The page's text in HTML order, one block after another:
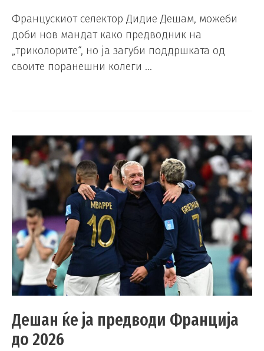
Францускиот селектор Дидие Дешам, можеби
доби нов мандат како предводник на
„триколорите“, но ја загуби поддршката од
своите поранешни колеги …
Дешан ќе ја предводи Франција
до 2026